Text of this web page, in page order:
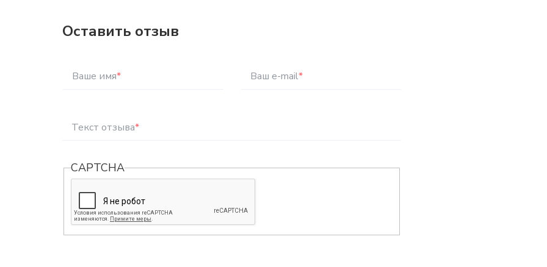
Оставить отзыв
Ваше имя* Ваш e-mail*
Текст отзыва*
CAPTCHA